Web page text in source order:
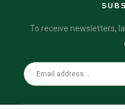
To receive newsletters,